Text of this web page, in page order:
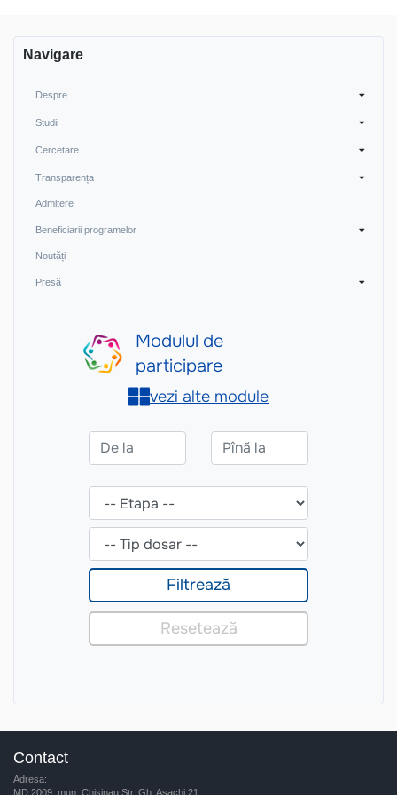
Navigare
Despre
Studii
Cercetare
Transparența
Admitere
Beneficiarii programelor
Noutăți
Presă
Contact
Adresa:
MD 2009, mun. Chisinau Str. Gh. Asachi 21